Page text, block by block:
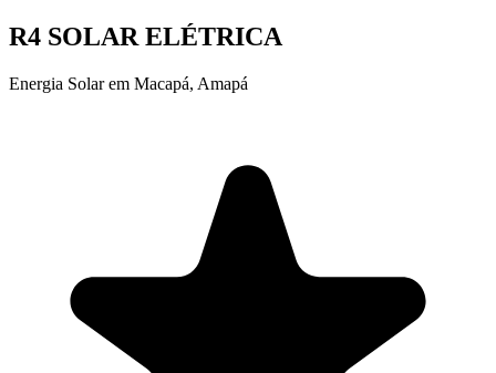
R4 SOLAR ELÉTRICA
Energia Solar em Macapá, Amapá